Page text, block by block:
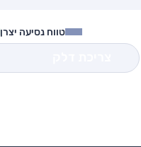
טווח נסיעה יצרן